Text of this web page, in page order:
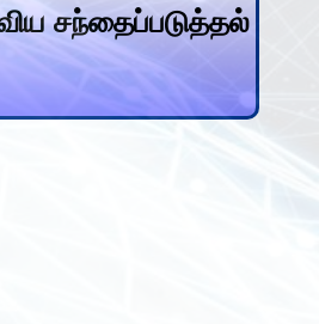
சந்தைப்படுத்தல்